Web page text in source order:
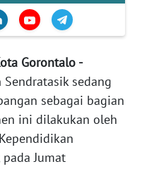
Gorontalo -
sedang
sebagai bagian
ini dilakukan oleh
Jumat